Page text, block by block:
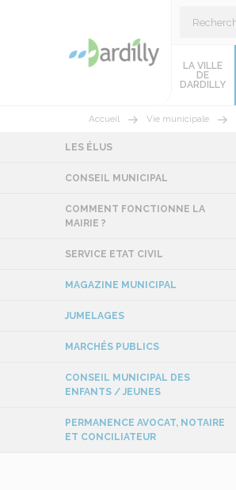
LA VILLE
DE
DARDILLY
Accueil Vie municipale
LES ÉLUS
CONSEIL MUNICIPAL
COMMENT FONCTIONNE LA
MAIRIE ?
SERVICE ETAT CIVIL
MAGAZINE MUNICIPAL
JUMELAGES
MARCHÉS PUBLICS
CONSEIL MUNICIPAL DES
ENFANTS / JEUNES
PERMANENCE AVOCAT, NOTAIRE
ET CONCILIATEUR